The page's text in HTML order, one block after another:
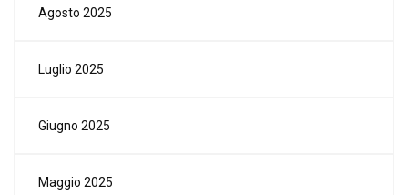
Agosto 2025
Luglio 2025
Giugno 2025
Maggio 2025